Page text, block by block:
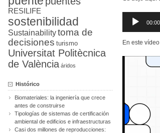
Reproductor
audio
00:00
En este
RESILIFE
sostenibilidad
Sustainabilitytoma de
decisiones turismo
Universitat Politècnica
de València áridos
Histórico
Biomateriales: la ingeniería que crece
antes de construirse
Tipologías de sistemas de certificación
ambiental de edificios e infraestructuras
Casi dos millones de reproducciones: